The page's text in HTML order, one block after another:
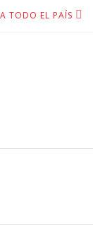
TODO EL PAÍS